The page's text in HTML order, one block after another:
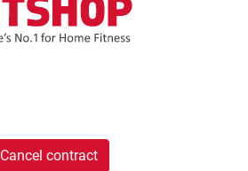
Cancel contract